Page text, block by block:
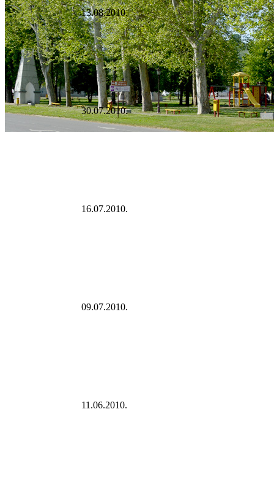
13.08.2010.
30.07.2010.
16.07.2010.
09.07.2010.
11.06.2010.